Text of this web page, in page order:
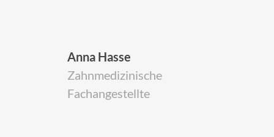
Anna Hasse
Zahnmedizinische
Fachangestellte